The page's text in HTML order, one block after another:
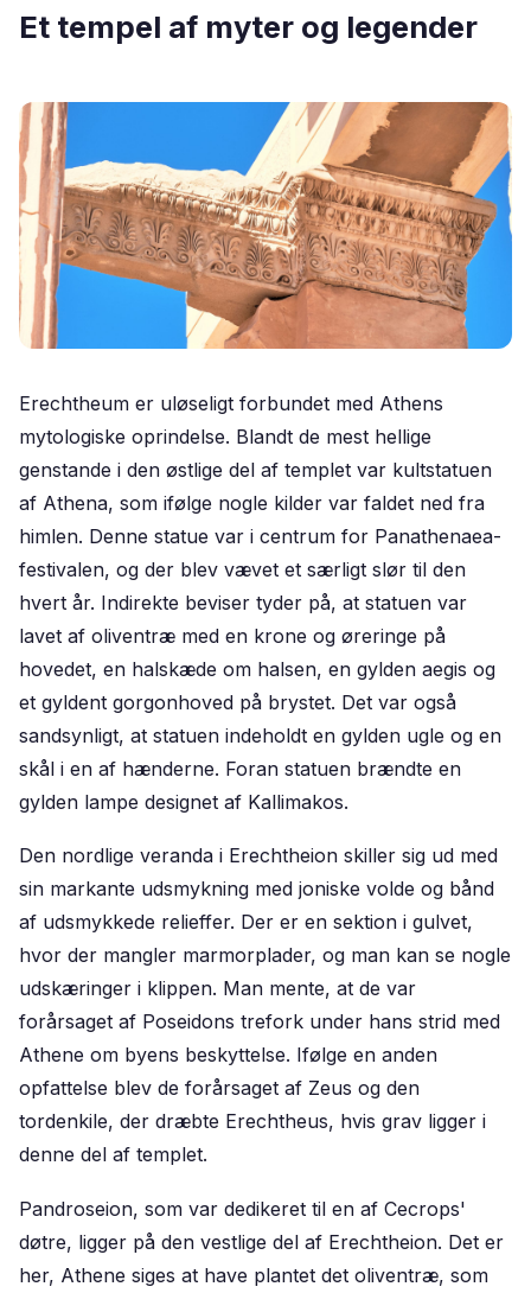
Et tempel af myter og legender
Erechtheum er uløseligt forbundet med Athens
mytologiske oprindelse. Blandt de mest hellige
genstande i den østlige del af templet var kultstatuen
af Athena, som ifølge nogle kilder var faldet ned fra
himlen. Denne statue var i centrum for Panathenaea-
festivalen, og der blev vævet et særligt slør til den
hvert år. Indirekte beviser tyder på, at statuen var
lavet af oliventræ med en krone og øreringe på
hovedet, en halskæde om halsen, en gylden aegis og
et gyldent gorgonhoved på brystet. Det var også
sandsynligt, at statuen indeholdt en gylden ugle og en
skål i en af hænderne. Foran statuen brændte en
gylden lampe designet af Kallimakos.
Den nordlige veranda i Erechtheion skiller sig ud med
sin markante udsmykning med joniske volde og bånd
af udsmykkede relieffer. Der er en sektion i gulvet,
hvor der mangler marmorplader, og man kan se nogle
udskæringer i klippen. Man mente, at de var
forårsaget af Poseidons trefork under hans strid med
Athene om byens beskyttelse. Ifølge en anden
opfattelse blev de forårsaget af Zeus og den
tordenkile, der dræbte Erechtheus, hvis grav ligger i
denne del af templet.
Pandroseion, som var dedikeret til en af Cecrops'
døtre, ligger på den vestlige del af Erechtheion. Det er
her, Athene siges at have plantet det oliventræ, som